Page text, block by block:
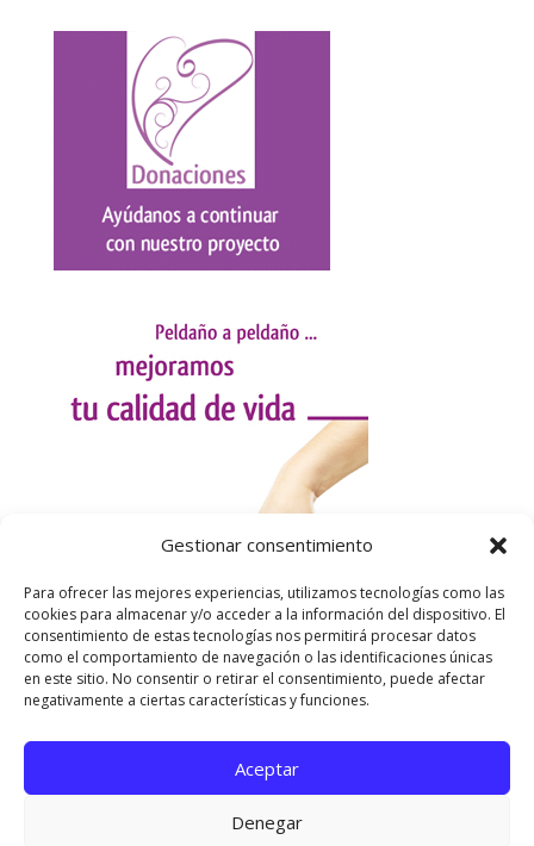
Gestionar consentimiento
Para ofrecer las mejores experiencias, utilizamos tecnologías como las
cookies para almacenar y/o acceder a la información del dispositivo. El
consentimiento de estas tecnologías nos permitirá procesar datos
como el comportamiento de navegación o las identificaciones únicas
en este sitio. No consentir o retirar el consentimiento, puede afectar
negativamente a ciertas características y funciones.
Aceptar
Denegar
Utilizamos cookies para ofrecerte la mejor experiencia en
Puedes aprender más sobre qué cookies utilizamos o